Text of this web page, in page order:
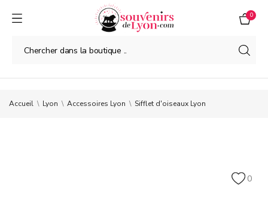
0
Accueil Lyon Accessoires Lyon Sifflet d'oiseaux Lyon
0